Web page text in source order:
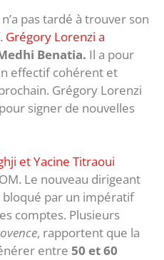
pas tardé à trouver son
Grégory Lorenzi a
Benatia. Il a pour
effectif cohérent et
Grégory Lorenzi
signer de nouvelles
et Yacine Titraoui
Le nouveau dirigeant
par un impératif
comptes. Plusieurs
, rapportent que la
entre 50 et 60